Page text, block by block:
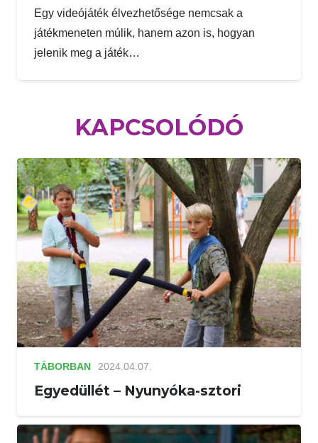
Egy videójáték élvezhetősége nemcsak a
játékmeneten múlik, hanem azon is, hogyan
jelenik meg a játék…
KAPCSOLÓDÓ
TÁBORBAN 2024.04.07.
Egyedüllét – Nyunyóka-sztori